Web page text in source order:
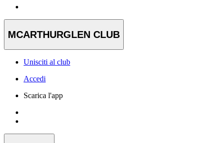
MCARTHURGLEN CLUB
Unisciti al club
Accedi
Scarica l'app